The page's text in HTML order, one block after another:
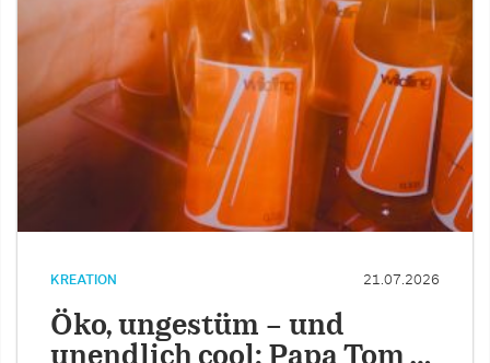
KREATION 21.07.2026
Öko, ungestüm – und
unendlich cool: Papa Tom …